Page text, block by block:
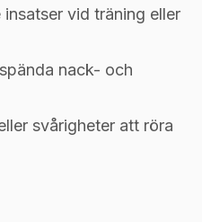
vid träning eller
nack- och
svårigheter att röra